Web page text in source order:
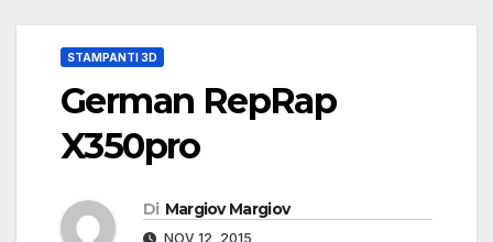
STAMPANTI 3D
German RepRap
X350pro
Di Margiov Margiov
NOV 12, 2015